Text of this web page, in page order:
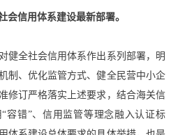
会信用体系建设最新部署。
健全社会信用体系作出系列部署，明
制、优化监管方式、健全民营中小企
修订严格落实上述要求，结合海关信
容错”、信用监管等理念融入认证标